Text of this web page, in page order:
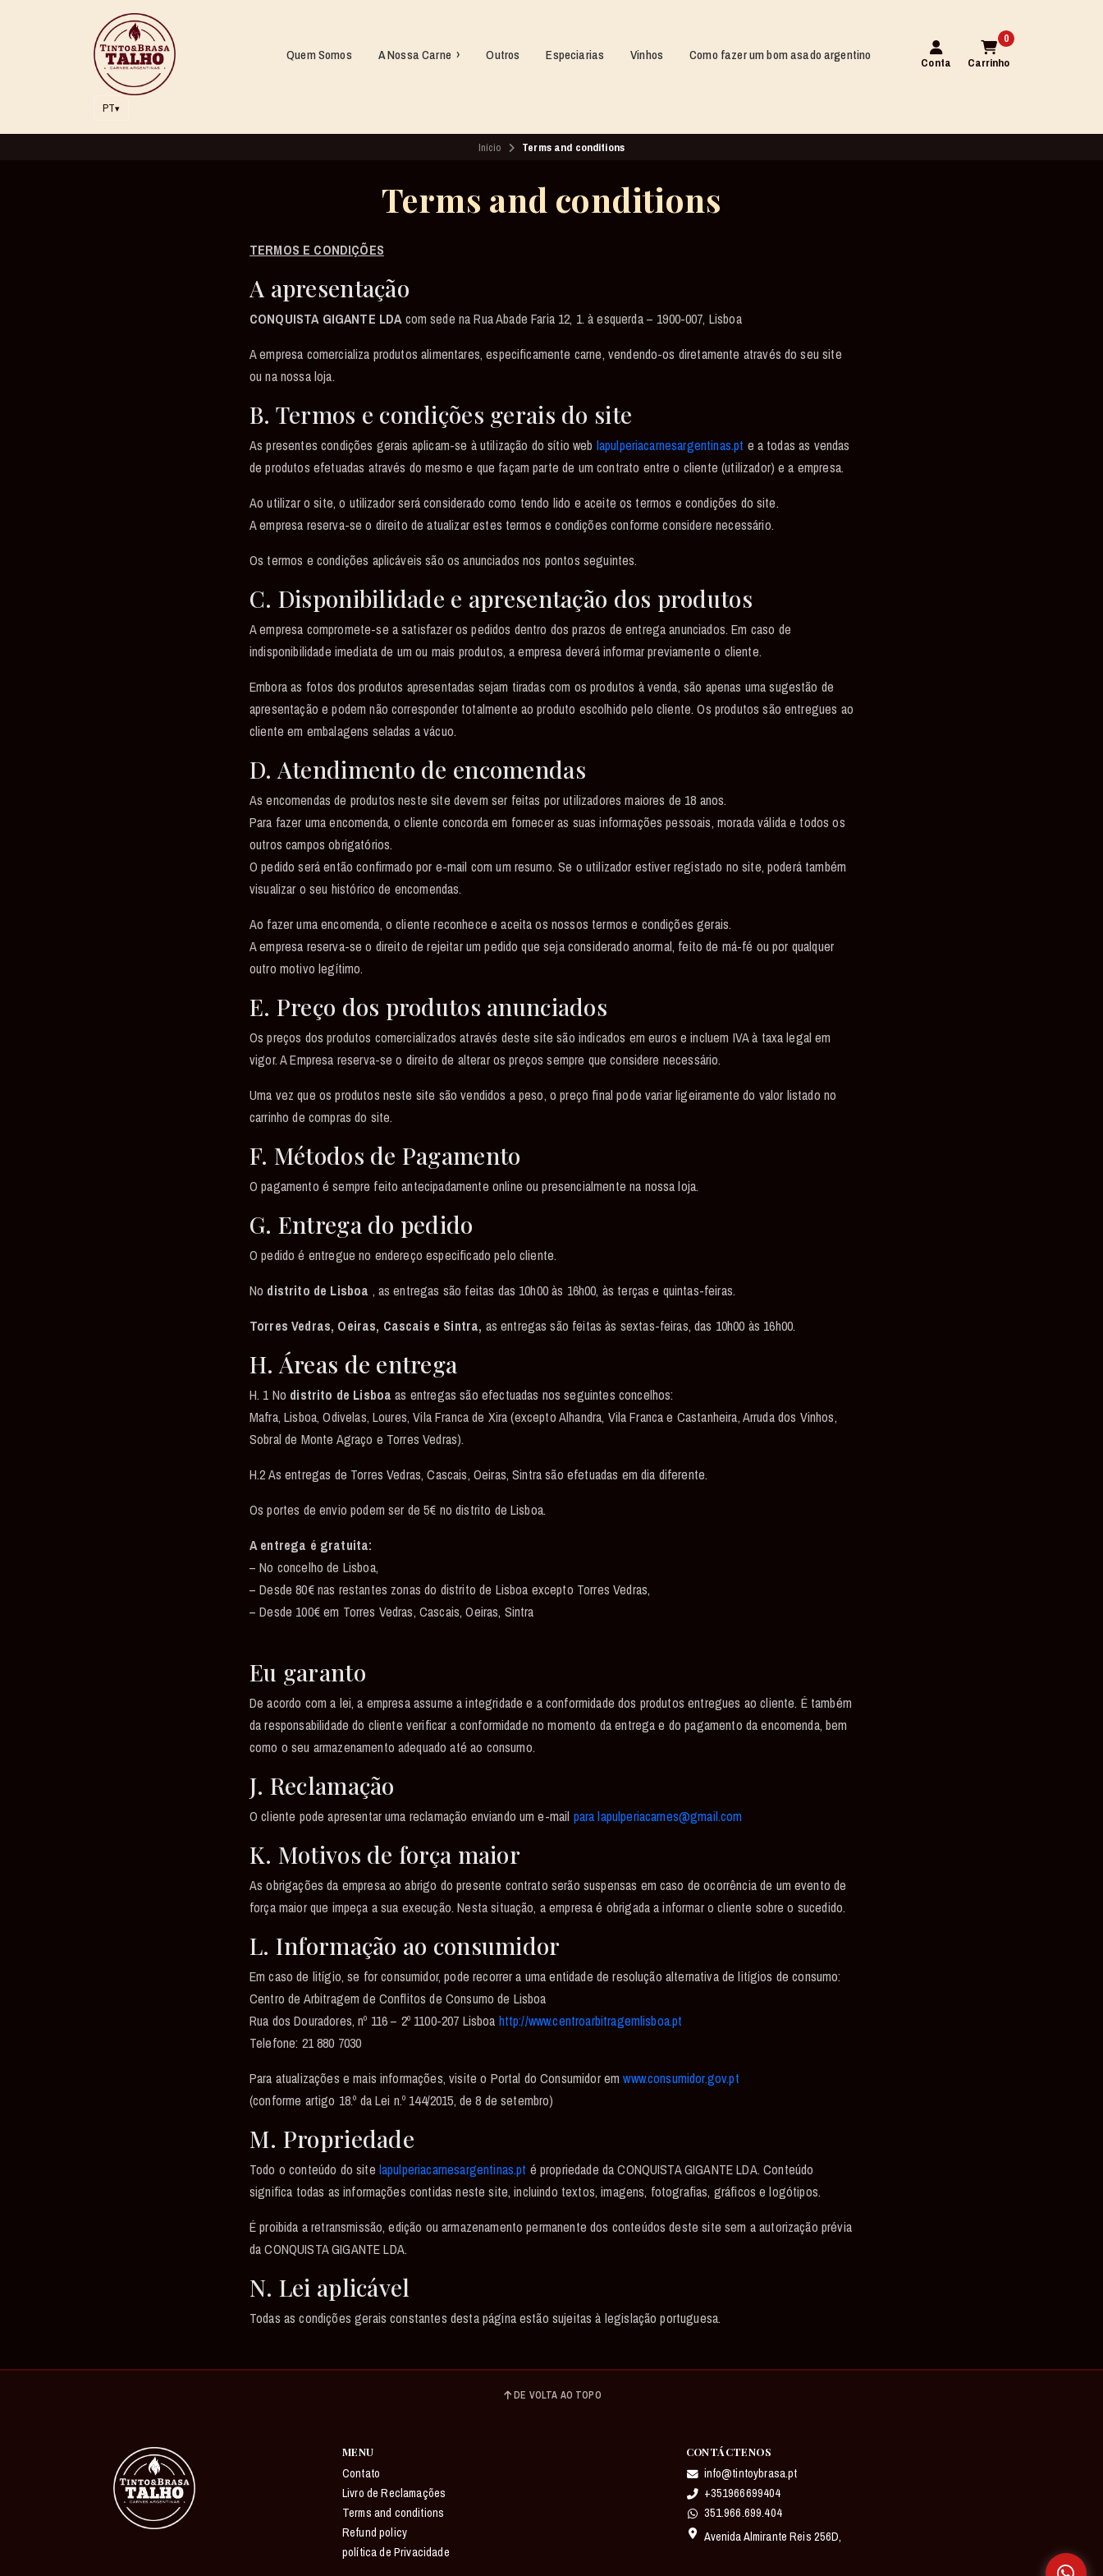
Quem Somos A Nossa Carne Outros Especiarias Vinhos Como fazer um bom asado argentino Conta
0
Carrinho
PT▾
Início Terms and conditions
Terms and conditions
TERMOS E CONDIÇÕES
A apresentação
CONQUISTA GIGANTE LDAcom sede na Rua Abade Faria 12, 1. à esquerda – 1900-007, Lisboa
A empresa comercializa produtos alimentares, especificamente carne, vendendo-os diretamente através do seu site
ou na nossa loja.
B. Termos e condições gerais do site
As presentes condições gerais aplicam-se à utilização do sítio web lapulperiacarnesargentinas.pt e a todas as vendas
de produtos efetuadas através do mesmo e que façam parte de um contrato entre o cliente (utilizador) e a empresa.
Ao utilizar o site, o utilizador será considerado como tendo lido e aceite os termos e condições do site.
A empresa reserva-se o direito de atualizar estes termos e condições conforme considere necessário.
Os termos e condições aplicáveis são os anunciados nos pontos seguintes.
C. Disponibilidade e apresentação dos produtos
A empresa compromete-se a satisfazer os pedidos dentro dos prazos de entrega anunciados. Em caso de
indisponibilidade imediata de um ou mais produtos, a empresa deverá informar previamente o cliente.
Embora as fotos dos produtos apresentadas sejam tiradas com os produtos à venda, são apenas uma sugestão de
apresentação e podem não corresponder totalmente ao produto escolhido pelo cliente. Os produtos são entregues ao
cliente em embalagens seladas a vácuo.
D. Atendimento de encomendas
As encomendas de produtos neste site devem ser feitas por utilizadores maiores de 18 anos.
Para fazer uma encomenda, o cliente concorda em fornecer as suas informações pessoais, morada válida e todos os
outros campos obrigatórios.
O pedido será então confirmado por e-mail com um resumo. Se o utilizador estiver registado no site, poderá também
visualizar o seu histórico de encomendas.
Ao fazer uma encomenda, o cliente reconhece e aceita os nossos termos e condições gerais.
A empresa reserva-se o direito de rejeitar um pedido que seja considerado anormal, feito de má-fé ou por qualquer
outro motivo legítimo.
E. Preço dos produtos anunciados
Os preços dos produtos comercializados através deste site são indicados em euros e incluem IVA à taxa legal em
vigor. A Empresa reserva-se o direito de alterar os preços sempre que considere necessário.
Uma vez que os produtos neste site são vendidos a peso, o preço final pode variar ligeiramente do valor listado no
carrinho de compras do site.
F. Métodos de Pagamento
O pagamento é sempre feito antecipadamente online ou presencialmente na nossa loja.
G. Entrega do pedido
O pedido é entregue no endereço especificado pelo cliente.
No distrito de Lisboa , as entregas são feitas das 10h00 às 16h00, às terças e quintas-feiras.
Torres Vedras, Oeiras, Cascais e Sintra, as entregas são feitas às sextas-feiras, das 10h00 às 16h00.
H. Áreas de entrega
H. 1 No distrito de Lisboa as entregas são efectuadas nos seguintes concelhos:
Mafra, Lisboa, Odivelas, Loures, Vila Franca de Xira (excepto Alhandra, Vila Franca e Castanheira, Arruda dos Vinhos,
Sobral de Monte Agraço e Torres Vedras).
H.2 As entregas de Torres Vedras, Cascais, Oeiras, Sintra são efetuadas em dia diferente.
Os portes de envio podem ser de 5€ no distrito de Lisboa.
A entrega é gratuita:
– No concelho de Lisboa,
– Desde 80€ nas restantes zonas do distrito de Lisboa excepto Torres Vedras,
– Desde 100€ em Torres Vedras, Cascais, Oeiras, Sintra
Eu garanto
De acordo com a lei, a empresa assume a integridade e a conformidade dos produtos entregues ao cliente. É também
da responsabilidade do cliente verificar a conformidade no momento da entrega e do pagamento da encomenda, bem
como o seu armazenamento adequado até ao consumo.
J. Reclamação
O cliente pode apresentar uma reclamação enviando um e-mail para lapulperiacarnes@gmail.com
K. Motivos de força maior
As obrigações da empresa ao abrigo do presente contrato serão suspensas em caso de ocorrência de um evento de
força maior que impeça a sua execução. Nesta situação, a empresa é obrigada a informar o cliente sobre o sucedido.
L. Informação ao consumidor
Em caso de litígio, se for consumidor, pode recorrer a uma entidade de resolução alternativa de litígios de consumo:
Centro de Arbitragem de Conflitos de Consumo de Lisboa
Rua dos Douradores, nº 116 – 2º 1100-207 Lisboa http://www.centroarbitragemlisboa.pt
Telefone: 21 880 7030
Para atualizações e mais informações, visite o Portal do Consumidor emwww.consumidor.gov.pt
(conforme artigo 18.º da Lei n.º 144/2015, de 8 de setembro)
M. Propriedade
Todo o conteúdo do site lapulperiacarnesargentinas.pt é propriedade da CONQUISTA GIGANTE LDA. Conteúdo
significa todas as informações contidas neste site, incluindo textos, imagens, fotografias, gráficos e logótipos.
É proibida a retransmissão, edição ou armazenamento permanente dos conteúdos deste site sem a autorização prévia
da CONQUISTA GIGANTE LDA.
N. Lei aplicável
Todas as condições gerais constantes desta página estão sujeitas à legislação portuguesa.
DE VOLTA AO TOPO
MENU
Contato
Livro de Reclamações
Terms and conditions
Refund policy
política de Privacidade
CONTÁCTENOS
info@tintoybrasa.pt
+351966699404
351.966.699.404
Avenida Almirante Reis 256D,